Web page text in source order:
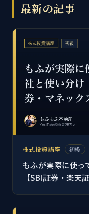
最新の記事
株式投資講座 初級
もふが実際に使っ
【SBI証券・楽天